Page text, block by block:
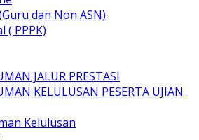
dan Non ASN)
( PPPK)
JALUR PRESTASI
KELULUSAN PESERTA UJIAN
Kelulusan